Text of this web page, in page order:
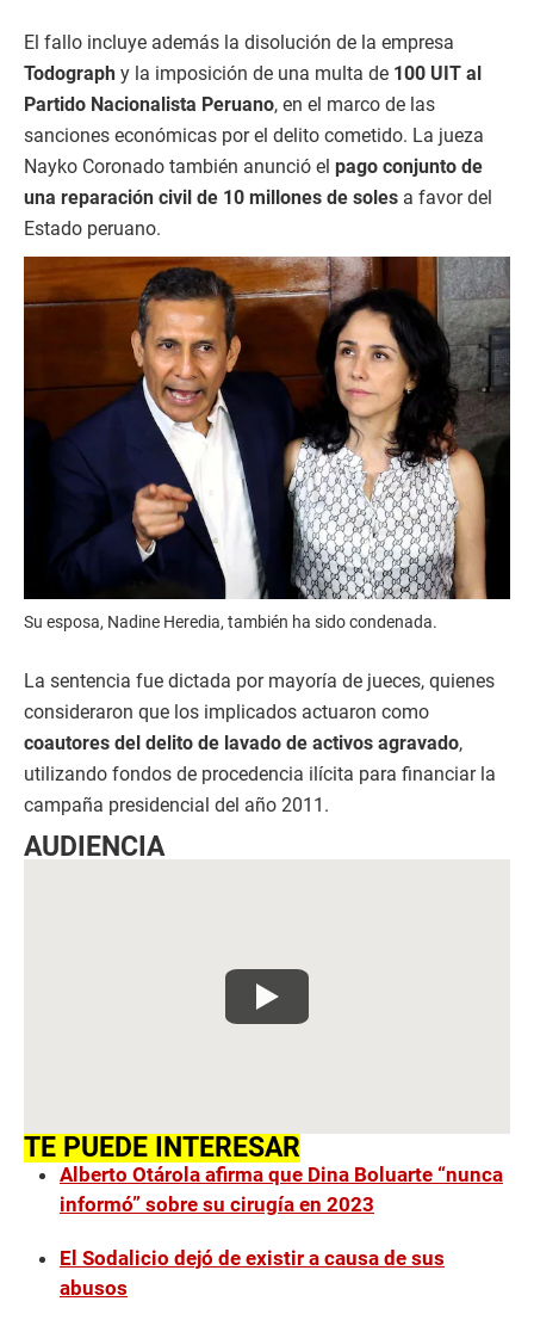
El fallo incluye además la disolución de la empresa
Todograph y la imposición de una multa de 100 UIT al
Partido Nacionalista Peruano, en el marco de las
sanciones económicas por el delito cometido. La jueza
Nayko Coronado también anunció el pago conjunto de
una reparación civil de 10 millones de soles a favor del
Estado peruano.
Su esposa, Nadine Heredia, también ha sido condenada.
La sentencia fue dictada por mayoría de jueces, quienes
consideraron que los implicados actuaron como
coautores del delito de lavado de activos agravado,
utilizando fondos de procedencia ilícita para financiar la
campaña presidencial del año 2011.
AUDIENCIA
TE PUEDE INTERESAR
Alberto Otárola afirma que Dina Boluarte “nunca
informó” sobre su cirugía en 2023
El Sodalicio dejó de existir a causa de sus
abusos